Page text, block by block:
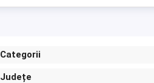
Categorii
Județe